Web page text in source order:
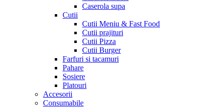
Caserola supa
Cutii
Cutii Meniu & Fast Food
Cutii prajituri
Cutii Pizza
Cutii Burger
Farfuri si tacamuri
Pahare
Sosiere
Platouri
Accesorii
Consumabile